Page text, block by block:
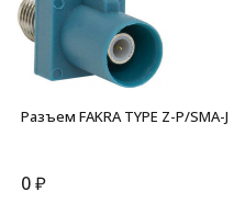
Разъем FAKRA TYPE Z-P/SMA-J
0₽